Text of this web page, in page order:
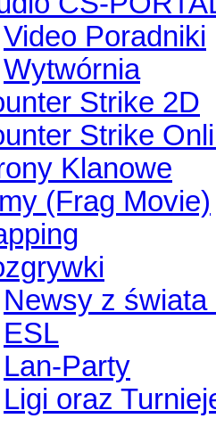
Video Poradniki
Wytwórnia
Strike 2D
Strike
Klanowe
(Frag Movie)
Newsy z
ESL
Lan-Party
Ligi oraz